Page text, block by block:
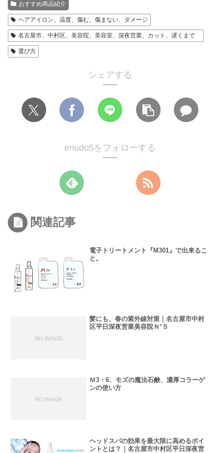
おすすめ商品紹介
ヘアアイロン、温度、傷む、傷まない、ダメージ
名古屋市、中村区、美容院、美容室、深夜営業、カット、遅くまで
選び方
シェアする
enudo5をフォローする
関連記事
電子トリートメント『M301』で出来るこ
と。
髪にも、春の紫外線対策｜名古屋市中村
区平日深夜営業美容院Ｎ°５
Ｍ3・6、モズの魔法石鹸、濃厚コラーゲ
ンの使い方
ヘッドスパの効果を最大限に高めるポイ
ントとは？｜名古屋市中村区平日深夜営